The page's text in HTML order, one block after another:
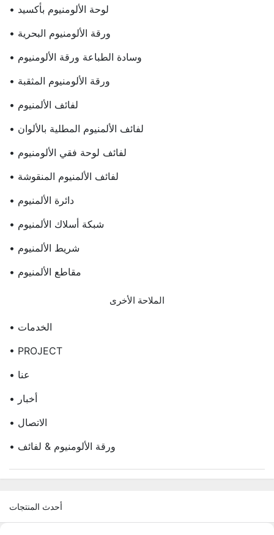
• لوحة الألومنيوم بأكسيد
• ورقة الألومنيوم البحرية
• وسادة الطباعة ورقة الألومنيوم
• ورقة الألومنيوم المثقبة
• لفائف الألمنيوم
• لفائف الألمنيوم المطلية بالألوان
• لفائف لوحة فقي الألومنيوم
• لفائف الألمنيوم المنقوشة
• دائرة الألمنيوم
• شبكة أسلاك الألمنيوم
• شريط الألمنيوم
• مقاطع الألمنيوم
الملاحة الأخرى
• الخدمات
• PROJECT
• عنا
• أخبار
• الاتصال
• ورقة الألومنيوم & لفائف
أحدث المنتجات